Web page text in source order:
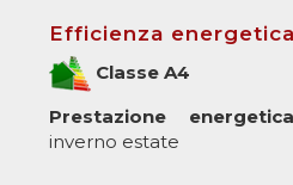
Efficienza energetica
Classe A4
Prestazione
inverno estate